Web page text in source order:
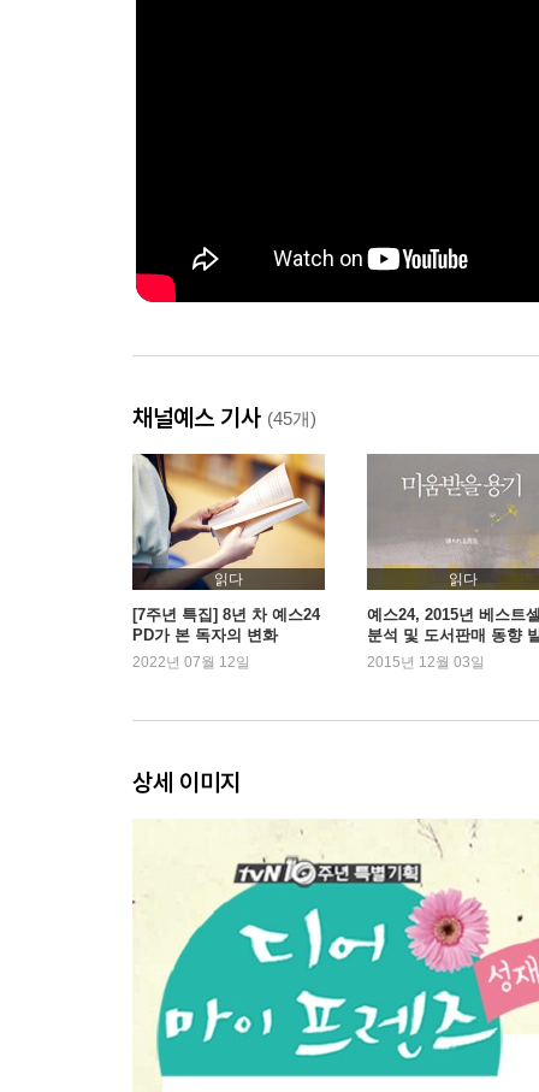
채널예스 기사 (45개)
읽다
[7주년 특집] 8년 차 예스24
PD가 본 독자의 변화
2022년 07월 12일
읽다
예스24, 2015년 베스트
분석 및 도서판매 동향
2015년 12월 03일
상세 이미지